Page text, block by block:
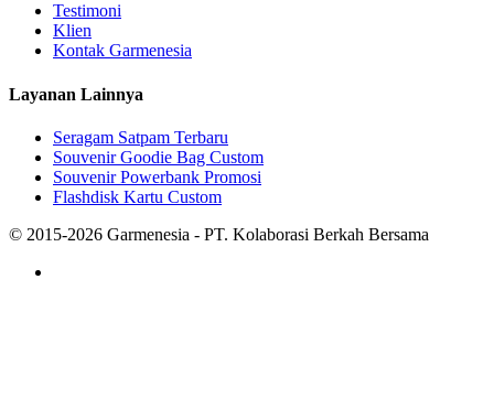
Testimoni
Klien
Kontak Garmenesia
Layanan Lainnya
Seragam Satpam Terbaru
Souvenir Goodie Bag Custom
Souvenir Powerbank Promosi
Flashdisk Kartu Custom
© 2015-2026 Garmenesia - PT. Kolaborasi Berkah Bersama